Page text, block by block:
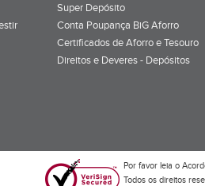
Super Depósito
Conta Poupança BiG Aforro
Certificados de Aforro e Tesouro
Direitos e Deveres - Depósitos
Por favor leia o
Todos os direitos